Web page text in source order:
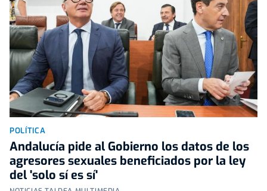
POLÍTICA
Andalucía pide al Gobierno los datos de los
agresores sexuales beneficiados por la ley
del 'solo sí es sí'